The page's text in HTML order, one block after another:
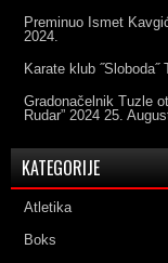
Preminuo Ismet
2024.
Karate klub
Gradonačelnik Tuzle
Rudar” 2024 25.
KATEGORIJE
Atletika
Boks